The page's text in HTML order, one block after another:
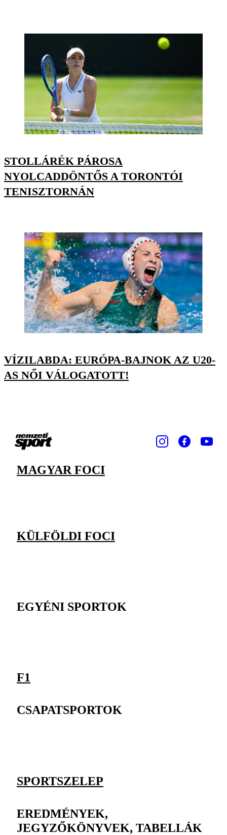
STOLLÁRÉK PÁROSA
NYOLCADDÖNTŐS A TORONTÓI
TENISZTORNÁN
VÍZILABDA: EURÓPA-BAJNOK AZ U20-
AS NŐI VÁLOGATOTT!
MAGYAR FOCI
KÜLFÖLDI FOCI
EGYÉNI SPORTOK
F1
CSAPATSPORTOK
SPORTSZELEP
EREDMÉNYEK,
JEGYZŐKÖNYVEK, TABELLÁK